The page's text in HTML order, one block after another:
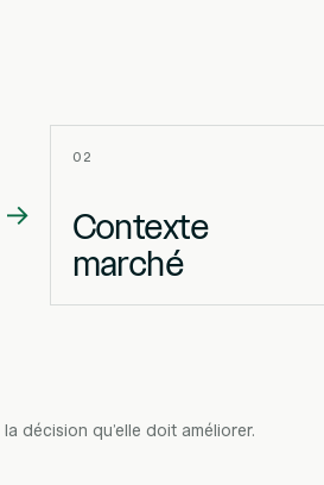
→
02
Contexte
marché
décision qu’elle doit améliorer.